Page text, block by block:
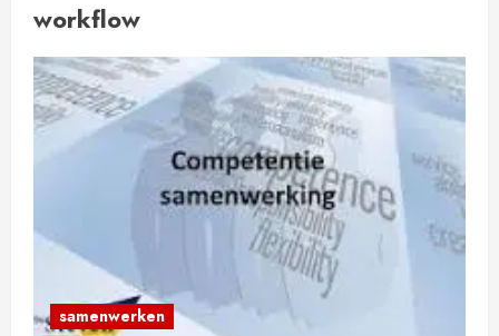
workflow
samenwerken